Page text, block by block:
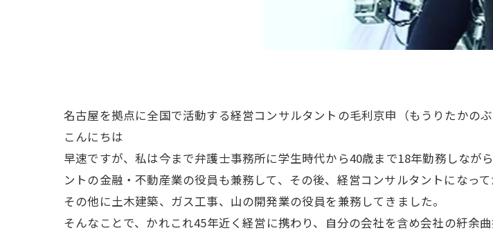
名古屋を拠点に全国で活動する経営コンサルタントの毛利京申（もうりたかのぶ
こんにちは
早速ですが、私は今まで弁護士事務所に学生時代から40歳まで18年勤務しな
ントの金融・不動産業の役員も兼務して、その後、経営コンサルタントになっ
その他に土木建築、ガス工事、山の開発業の役員を兼務してきました。
そんなことで、かれこれ45年近く経営に携わり、自分の会社を含め会社の紆余曲